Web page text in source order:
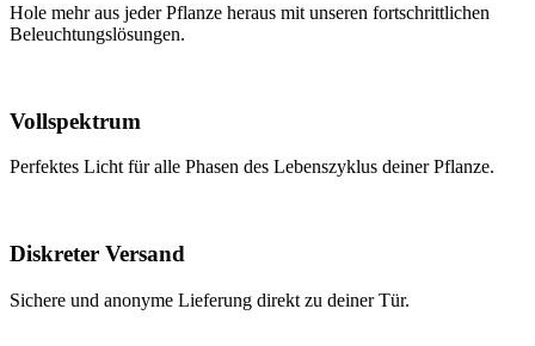
Hole mehr aus jeder Pflanze heraus mit unseren fortschrittlichen
Beleuchtungslösungen.
Vollspektrum
Perfektes Licht für alle Phasen des Lebenszyklus deiner Pflanze.
Diskreter Versand
Sichere und anonyme Lieferung direkt zu deiner Tür.